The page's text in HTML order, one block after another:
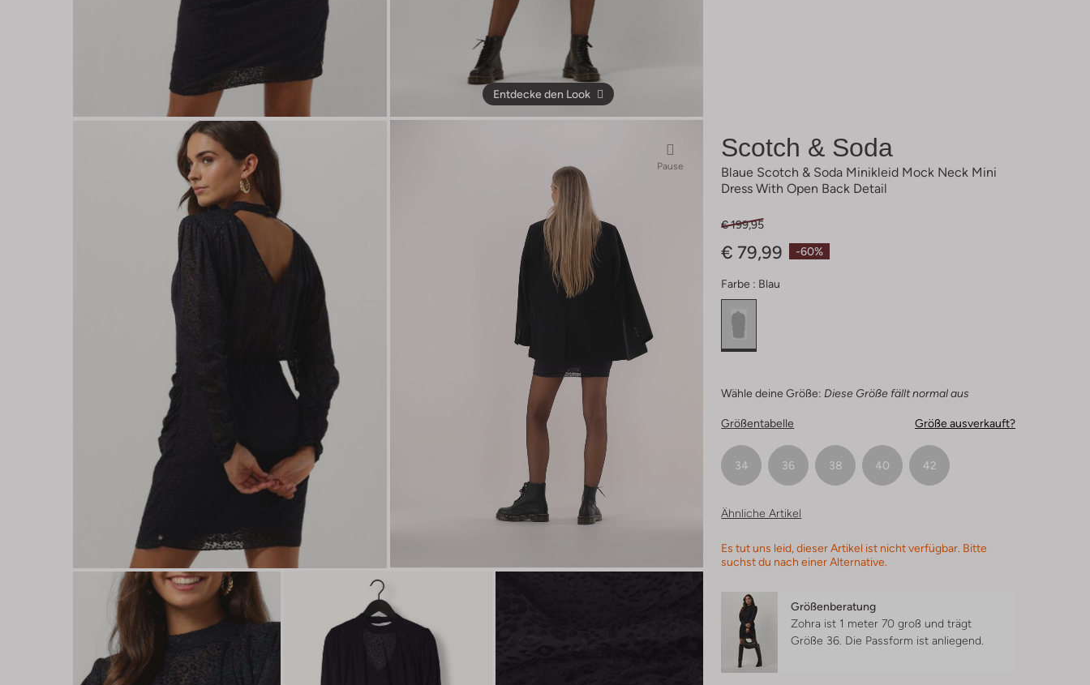
Entdecke den Look
Pause
Scotch & Soda
Blaue Scotch & Soda Minikleid Mock Neck Mini
Dress With Open Back Detail
-60%
€ 199,95
€ 79,99
Farbe : Blau
Wähle deine Größe: Diese Größe fällt normal aus
Größentabelle Größe ausverkauft?
34 36 38 40 42
Ähnliche Artikel
Es tut uns leid, dieser Artikel ist nicht verfügbar. Bitte
suchst du nach einer Alternative.
Größenberatung
Zohra ist 1 meter 70 groß und trägt
Größe 36. Die Passform istanliegend